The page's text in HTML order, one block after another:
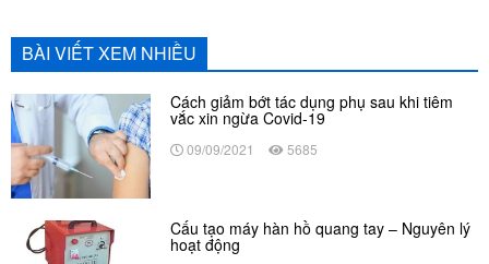
BÀI VIẾT XEM NHIỀU
Cách giảm bớt tác dụng phụ sau khi tiêm
vắc xin ngừa Covid-19
09/09/2021 5685
Cấu tạo máy hàn hồ quang tay – Nguyên lý
hoạt động